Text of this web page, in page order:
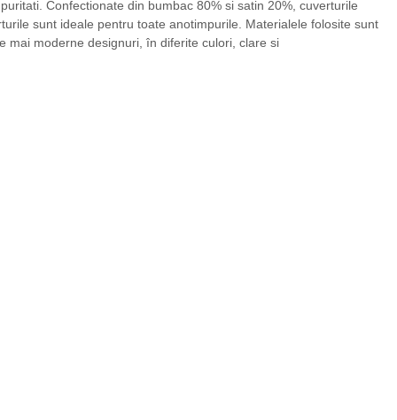
Confectionate din bumbac 80% si satin 20%, cuverturile
sunt ideale pentru toate anotimpurile. Materialele folosite sunt
mai moderne designuri, în diferite culori, clare si